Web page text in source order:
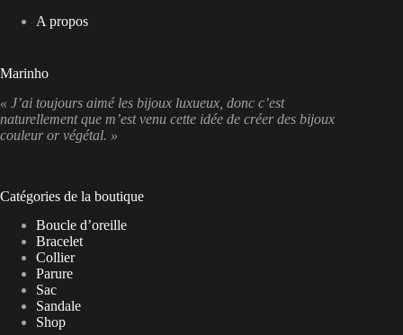
A propos
Marinho
« J’ai toujours aimé les bijoux luxueux, donc c’est
naturellement que m’est venu cette idée de créer des bijoux
couleur or végétal. »
Catégories de la boutique
Boucle d’oreille
Bracelet
Collier
Parure
Sac
Sandale
Shop